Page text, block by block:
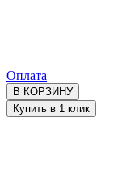
Оплата
В КОРЗИНУ
Купить в 1 клик